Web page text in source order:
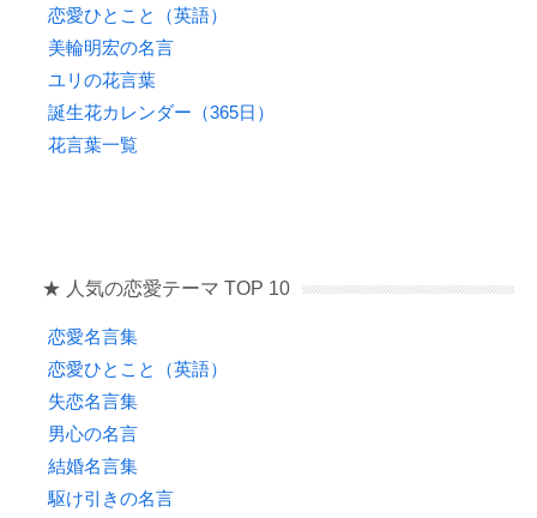
恋愛ひとこと（英語）
美輪明宏の名言
ユリの花言葉
誕生花カレンダー（365日）
花言葉一覧
★ 人気の恋愛テーマ TOP 10
恋愛名言集
恋愛ひとこと（英語）
失恋名言集
男心の名言
結婚名言集
駆け引きの名言